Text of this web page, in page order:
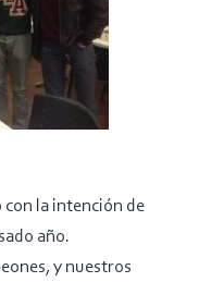
la intención de
año.
y nuestros